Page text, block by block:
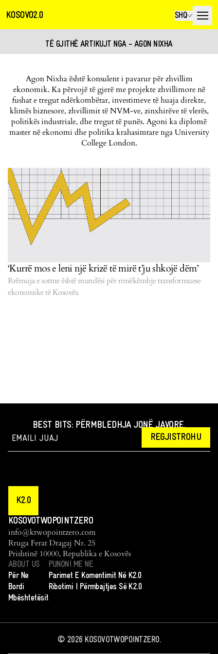
KOSOVO2.0 SHQ
TË GJITHË ARTIKUJT NGA - AGON NIXHA
Agon Nixha është konsulent i pavarur për zhvillim
ekonomik. Ka përvojë të gjerë me projekte zhvillimore në
fushat e tregut ndërkombëtar, investimeve të huaja direkte,
klimës biznesore, zhvillimit të NVM-ve, zinxhirëve të vlerës,
politikës industriale, dhe tregut të punës. Agoni ka diplomë
master në ekonomi dhe politika krahasimtare nga University
College London.
‘Kurrë mos e leni një krizë të mirë t’ju shkojë dëm’
Rrëmuja e sotme është mundësi për rimëkëmbje transformuese
ekonomike të Kosovës.
BEST BITS: PËRMBLEDHJA JONË JAVORE.
REGJISTROHU
K2.0
KOSOVOTWOPOINTZERO
info@ktwopointzero.com
Rruga Ferat Dragaj Nr. 25
Prishtinë 10000, Republika e Kosovës
ABOUT US
Për Ne
Bordi
Mbështetësit
PUNONI ME NE
Parimet E Komentimit Në K2.0
Ribotimi I Përmbajtjes Së K2.0
© 2026KOSOVOTWOPOINTZERO.